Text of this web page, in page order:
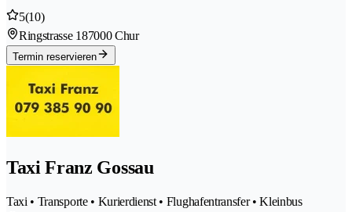
5(10)
Ringstrasse 187000 Chur
Termin reservieren
Taxi Franz Gossau
Taxi • Transporte • Kurierdienst • Flughafentransfer • Kleinbus